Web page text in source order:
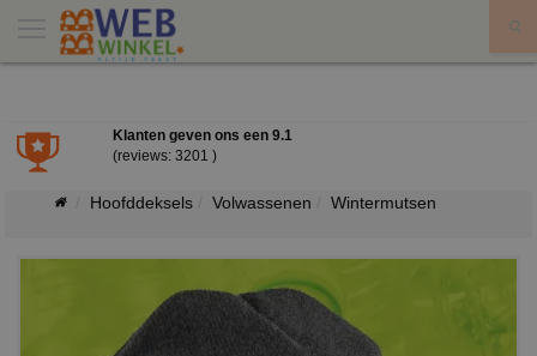
Klanten geven ons een 9.1
(reviews: 3201 )
Hoofddeksels Volwassenen Wintermutsen